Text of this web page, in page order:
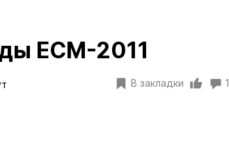
ECM-2011
В закладки 1